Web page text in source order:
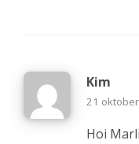
Kim
21
Hoi